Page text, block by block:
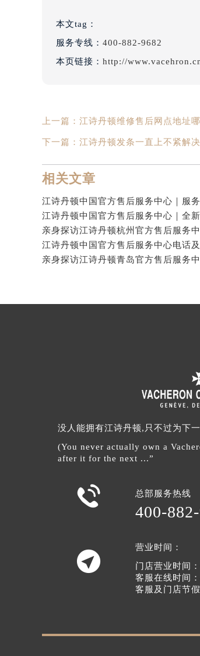
本文tag：
服务专线： 400-882-9682
本页链接： http://
上一篇： 江诗丹顿维修售后网点地址
下一篇： 江诗丹顿发条一直上不紧解
相关文章
没人能拥有江诗丹顿,只不过为下
(You never actually own a
after it for the next ...”
 总部服务热线
400-

营业时间：
门店营业时间
客服在线时间
客服及门店节